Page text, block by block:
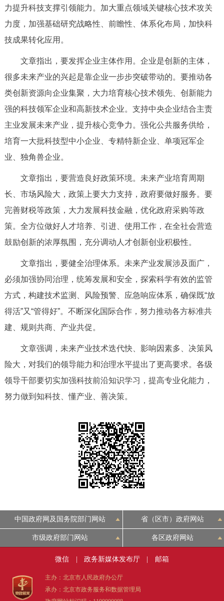
多语种
ENGLISH
ESPAÑOL العربية PORTUGUÊS
ITALIANO
力提升科技支撑引领能力。加大重点领域关键核心技术攻关
力度，加强基础研究战略性、前瞻性、体系化布局，加快科
技成果转化应用。
文章指出，要发挥企业主体作用。企业是创新的主体，
很多未来产业的兴起是靠企业一步步突破带动的。要推动各
类创新资源向企业集聚，大力培育核心技术领先、创新能力
强的科技领军企业和高新技术企业。支持中央企业结合主责
主业发展未来产业，提升核心竞争力。强化公共服务供给，
培育一大批科技型中小企业、专精特新企业、单项冠军企
业、独角兽企业。
文章指出，要营造良好政策环境。未来产业培育周期
长、市场风险大，政策上要大力支持，政府要做好服务。要
完善财税等政策，大力发展科技金融，优化政府采购等政
策。全方位做好人才培养、引进、使用工作，在全社会营造
鼓励创新的浓厚氛围，充分调动人才创新创业积极性。
文章指出，要健全治理体系。未来产业发展涉及面广，
必须加强协同治理，统筹发展和安全，探索科学有效的监管
方式，构建技术监测、风险预警、应急响应体系，确保既“放
得活”又“管得好”。不断深化国际合作，努力推动各方标准共
建、规则共商、产业共促。
文章强调，未来产业技术迭代快、影响因素多、决策风
险大，对我们的领导能力和治理水平提出了更高要求。各级
领导干部要切实加强科技前沿知识学习，提高专业化能力，
努力做到知科技、懂产业、善决策。
中国政府网及国务院部门网站 省（区市）政府网站
市级政府部门网站 各区政府网站
微信 政务新媒体发布厅 邮箱
主办：北京市人民政府办公厅
承办：北京市政务服务和数据管理局